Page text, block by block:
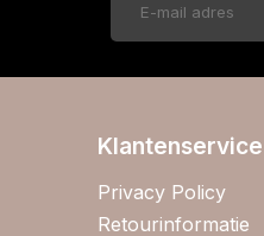
Klantenservice
Privacy Policy
Retourinformatie